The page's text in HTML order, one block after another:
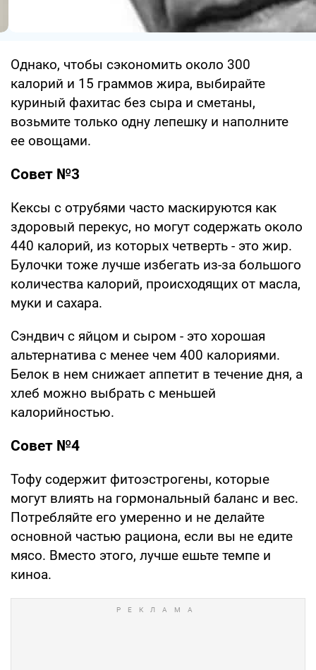
Однако, чтобы сэкономить около 300
калорий и 15 граммов жира, выбирайте
куриный фахитас без сыра и сметаны,
возьмите только одну лепешку и наполните
ее овощами.
Совет №3
Кексы с отрубями часто маскируются как
здоровый перекус, но могут содержать около
440 калорий, из которых четверть - это жир.
Булочки тоже лучше избегать из-за большого
количества калорий, происходящих от масла,
муки и сахара.
Сэндвич с яйцом и сыром - это хорошая
альтернатива с менее чем 400 калориями.
Белок в нем снижает аппетит в течение дня, а
хлеб можно выбрать с меньшей
калорийностью.
Совет №4
Тофу содержит фитоэстрогены, которые
могут влиять на гормональный баланс и вес.
Потребляйте его умеренно и не делайте
основной частью рациона, если вы не едите
мясо. Вместо этого, лучше ешьте темпе и
киноа.